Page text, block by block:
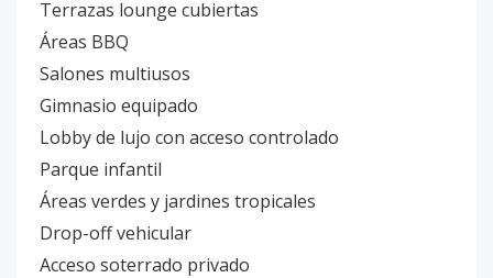
Terrazas lounge cubiertas
Áreas BBQ
Salones multiusos
Gimnasio equipado
Lobby de lujo con acceso controlado
Parque infantil
Áreas verdes y jardines tropicales
Drop-off vehicular
Acceso soterrado privado